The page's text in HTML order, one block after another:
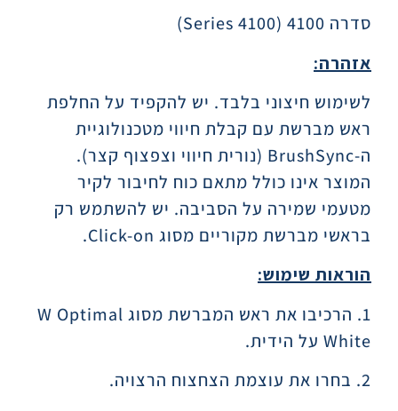
סדרה 4100 (4100
Series
)
אזהרה:
לשימוש חיצוני בלבד. יש להקפיד על החלפת
ראש מברשת עם קבלת חיווי מטכנולוגיית
ה-BrushSync (נורית חיווי וצפצוף קצר).
המוצר אינו כולל מתאם כוח לחיבור לקיר
מטעמי שמירה על הסביבה. יש להשתמש רק
בראשי מברשת מקוריים מסוג Click-on
.
הוראות שימוש:
1. הרכיבו את ראש המברשת מסוג
W Optimal
White על הידית.
2. בחרו את עוצמת הצחצוח הרצויה.